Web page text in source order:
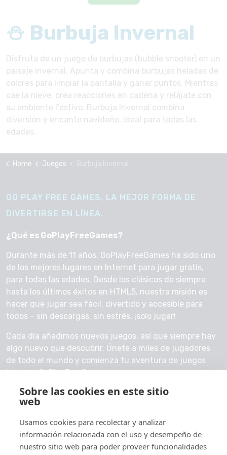
Sobre las cookies en este sitio
web
Usamos cookies para recolectar y analizar
información relacionada con el uso y desempeño de
nuestro sitio web para poder proveer funcionalidades
⛄ Burbuja Invernal
Disfruta de un juego de burbujas (bubble shooter) en un
paisaje invernal. Apunta y combina burbujas heladas de
colores para limpiar la pantalla y ganar puntos. Mientras
cae la nieve, crea reacciones en cadena y relájate con
su ambiente festivo. Burbuja Invernal combina
diversión y encanto navideño, ideal para todas las
edades.
Home Juegos
GO PLAY FREE GAMES, LA MEJOR FORMA DE
DIVERTIRSE EN LÍNEA.
¿Qué es GoPlayFreeGames?
Durante más de 11 años, GoPlayFreeGames ha sido uno
de los mejores lugares en Internet para jugar gratis,
para todas las edades. Desde los clásicos de siempre
hasta los últimos éxitos en HTML5, nuestra misión es
hacer que jugar sea fácil, divertido y accesible para
todos – sin descargas, sin estrés, ¡solo jugar!
Cada día añadimos nuevos juegos, así que siempre hay
algo nuevo que descubrir. Únete a miles de jugadores
de todo el mundo y comienza tu aventura de juegos
hoy con GoPlayFreeGames.
Contáctanos
© 2026 GoPlayFreeGames